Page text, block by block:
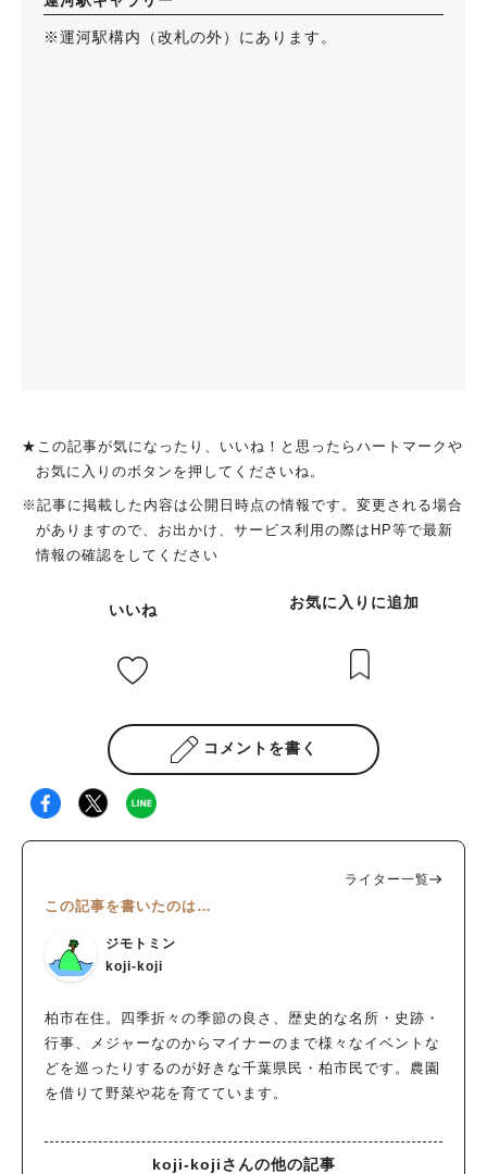
※運河駅構内（改札の外）にあります。
★この記事が気になったり、いいね！と思ったらハートマークや
お気に入りのボタンを押してくださいね。
※記事に掲載した内容は公開日時点の情報です。変更される場合
がありますので、お出かけ、サービス利用の際はHP等で最新
情報の確認をしてください
いいね お気に入りに追加
コメントを書く
ライター一覧
この記事を書いたのは…
ジモトミン
koji-koji
柏市在住。四季折々の季節の良さ、歴史的な名所・史跡・
行事、メジャーなのからマイナーのまで様々なイベントな
どを巡ったりするのが好きな千葉県民・柏市民です。農園
を借りて野菜や花を育てています。
koji-kojiさんの他の記事